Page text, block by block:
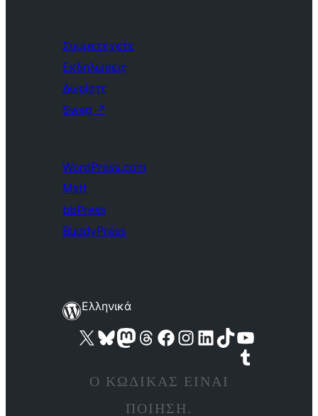
Συμμετέχετε
Εκδηλώσεις
Δωρίστε
Swag ↗
WordPress.com
Matt
bbPress
BuddyPress
Ελληνικά
Visit our X (formerly Twitter) account
Visit our Bluesky account
Επισκεφθείτε τον λογαριασμό μας στο Mastodon
Visit our Threads account
Επισκεφτείτε τη σελίδα μας στο Facebook
Επισκεφθείτε τον λογαριασμό μας Instagram
Επισκεφθείτε τον λογαριασμό μας LinkedIn
Visit our TikTok account
Visit our YouTube channel
Visit our Tumblr account
Ο ΚΏΔΙΚΑΣ ΕΊΝΑΙ
ΠΟΊΗΣΗ.